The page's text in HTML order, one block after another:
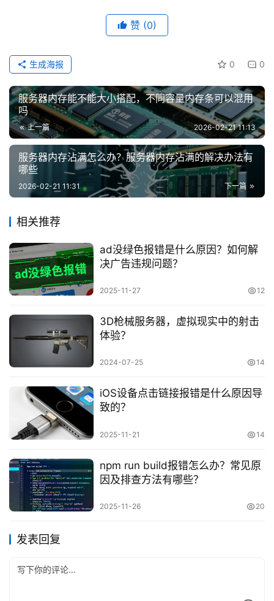
赞 (0)
0 0
生成海报
服务器内存能不能大小搭配，不同容量内存条可以混用
吗
上一篇 2026-02-21 11:13
服务器内存沾满怎么办？服务器内存沾满的解决办法有
哪些
下一篇
2026-02-21 11:31
相关推荐
ad没绿色报错是什么原因？如何解
决广告违规问题？
2025-11-27 12
3D枪械服务器，虚拟现实中的射击
体验？
2024-07-25 14
iOS设备点击链接报错是什么原因导
致的？
2025-11-21 14
npm run build报错怎么办？常见原
因及排查方法有哪些？
2025-11-26 20
发表回复